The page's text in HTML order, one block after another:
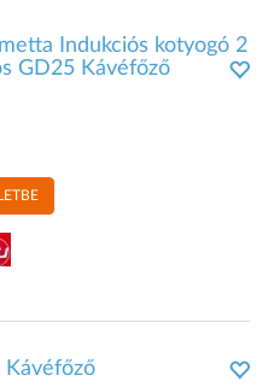
Indukciós kotyogó 2
GD25 Kávéfőző
Kávéfőző